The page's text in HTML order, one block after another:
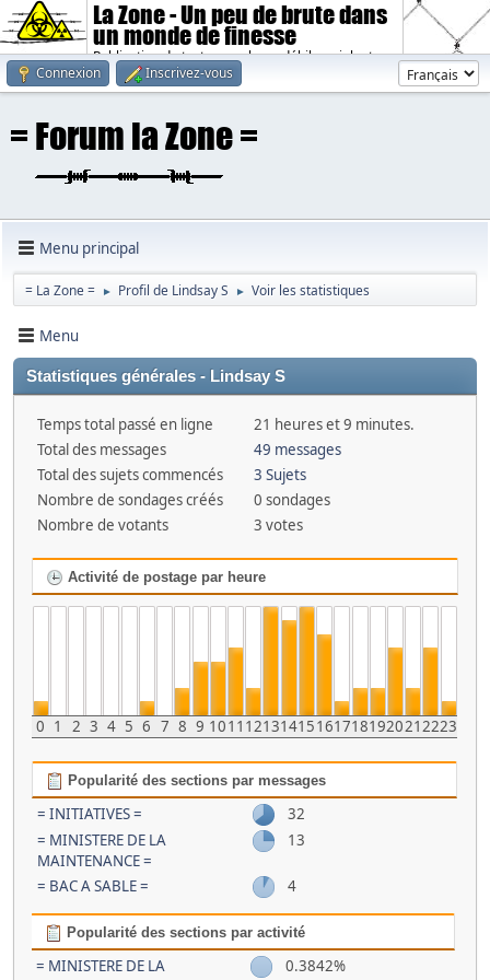
La Zone - Un peu de brute dans
un monde de finesse
Publication de textes sombres, débiles, violents.
Connexion
Inscrivez-vous
Menu principal
= La Zone = ► Profil de Lindsay S ► Voir les statistiques
Menu
Statistiques générales - Lindsay S
Temps total passé en ligne
21 heures et 9 minutes.
Total des messages
49 messages
Total des sujets commencés
3 Sujets
Nombre de sondages créés
0 sondages
Nombre de votants
3 votes
Activité de postage par heure
0 1 2 3 4 5 6 7 8 9 1011 121314151617181920212223
Popularité des sections par messages
= INITIATIVES =
32
= MINISTERE DE LA
MAINTENANCE =
13
= BAC A SABLE = 4
Popularité des sections par activité
= MINISTERE DE LA
0.3842%